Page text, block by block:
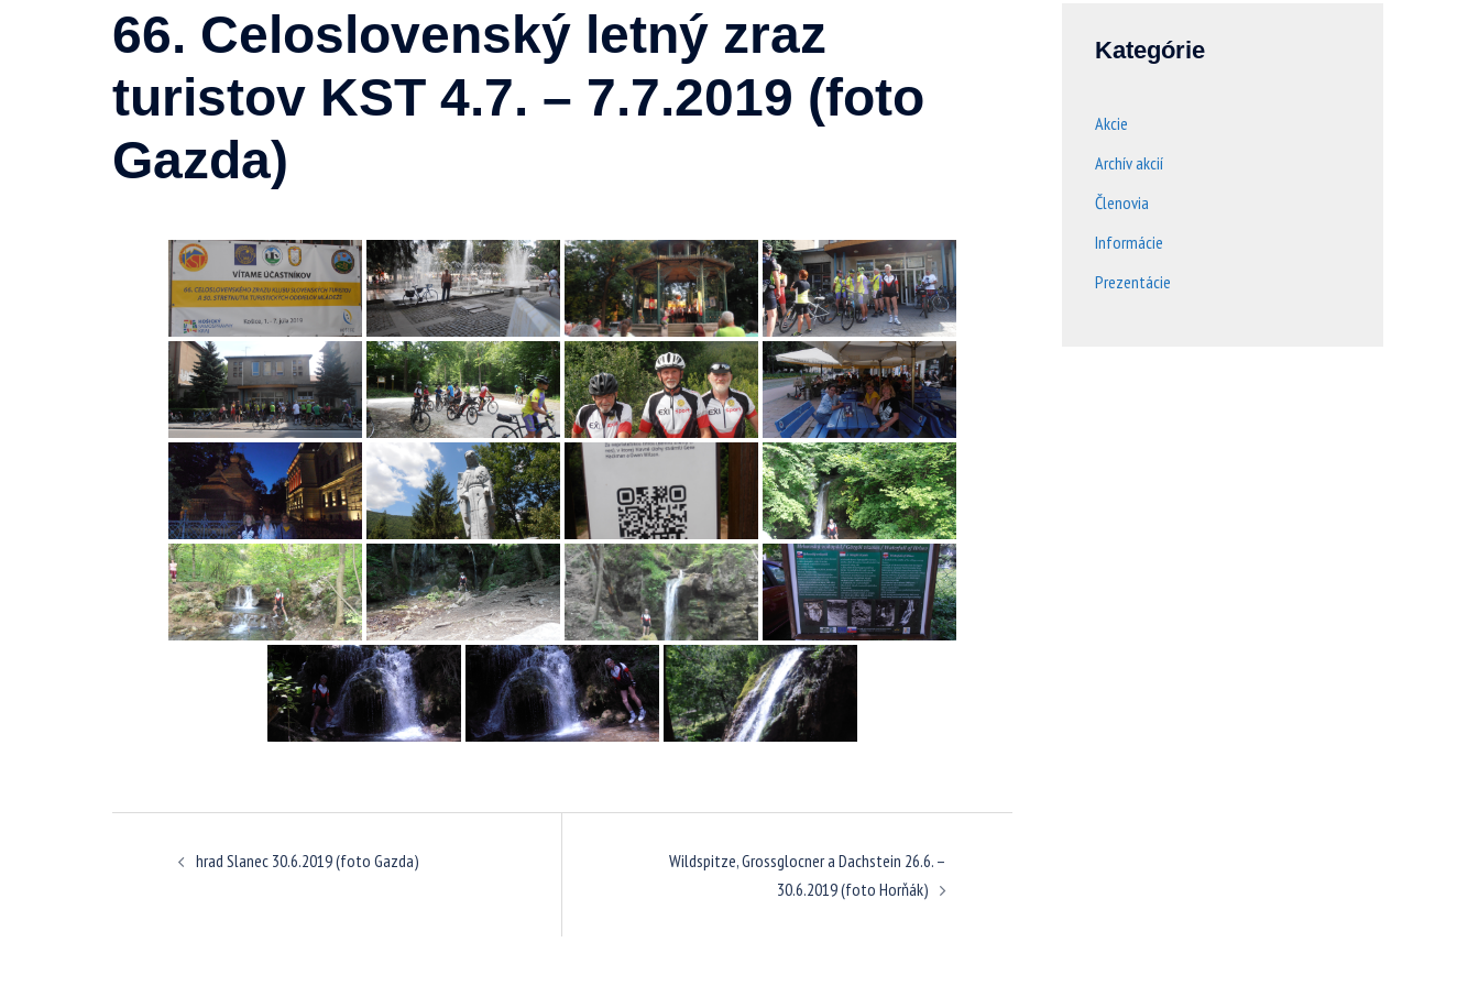
66. Celoslovenský letný zraz
turistov KST 4.7. – 7.7.2019 (foto
Gazda)
hrad Slanec 30.6.2019 (foto Gazda)
Wildspitze, Grossglocner a Dachstein 26.6. –
30.6.2019 (foto Horňák)
Kategórie
Akcie
Archív akcií
Členovia
Informácie
Prezentácie